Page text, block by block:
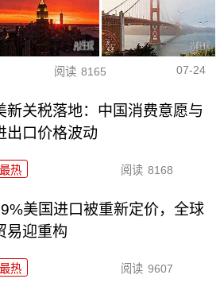
阅读 8165 07-24
新关税落地：中国消费意愿与
出口价格波动
最热 阅读 8168
美国进口被重新定价，全球
易迎重构
最热 阅读 9607